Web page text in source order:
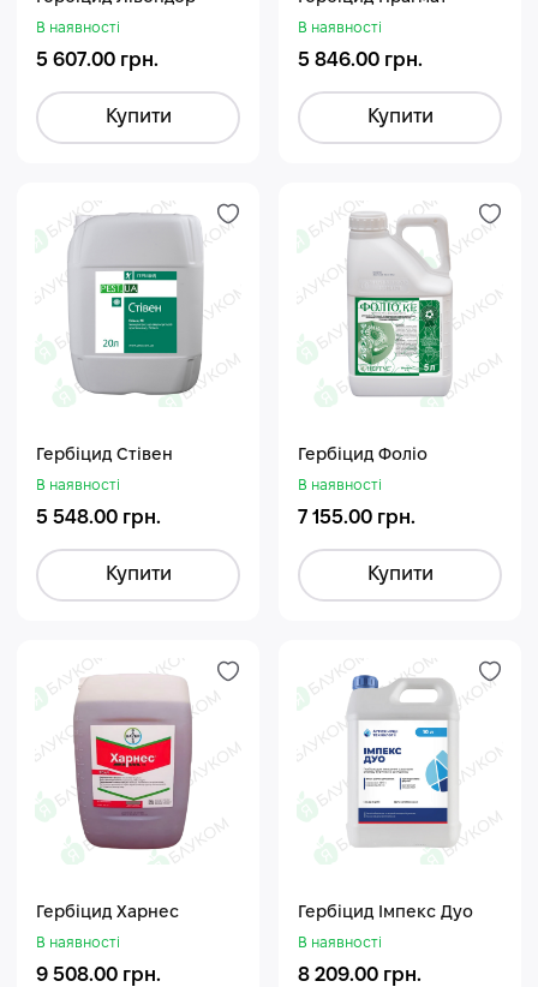
В наявності
5 607.00 грн.
Купити
В наявності
5 846.00 грн.
Купити
Гербіцид Стівен
В наявності
5 548.00 грн.
Купити
Гербіцид Фоліо
В наявності
7 155.00 грн.
Купити
Гербіцид Харнес
В наявності
9 508.00 грн.
Гербіцид Імпекс Дуо
В наявності
8 209.00 грн.